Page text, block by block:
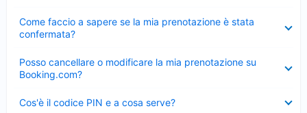
Come faccio a sapere se la mia prenotazione è stata
confermata?
chiuso
Posso cancellare o modificare la mia prenotazione su
Booking.com?
chiuso
Cos'è il codice PIN e a cosa serve?
chiuso